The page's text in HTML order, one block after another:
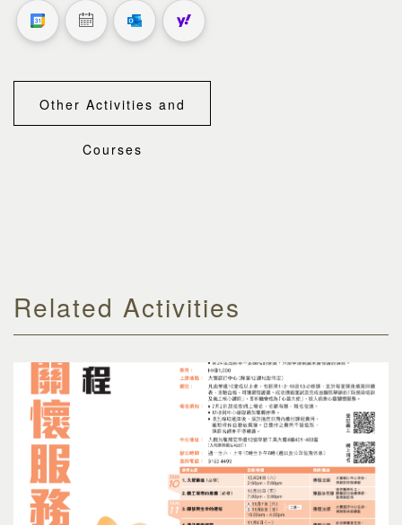
Other Activities and
Courses
Related Activities